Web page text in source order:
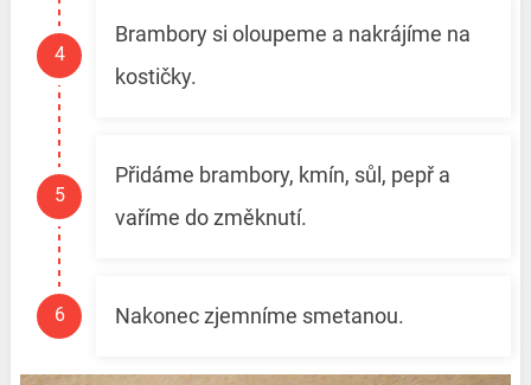
Brambory si oloupeme a nakrájíme na
kostičky.
Přidáme brambory, kmín, sůl, pepř a
vaříme do změknutí.
Nakonec zjemníme smetanou.